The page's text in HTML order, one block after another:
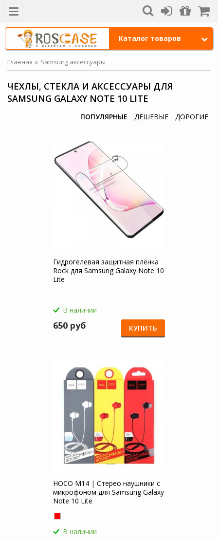
Каталог товаров
Главная Samsung аксессуары
ЧЕХЛЫ, СТЕКЛА И АКСЕССУАРЫ ДЛЯ
SAMSUNG GALAXY NOTE 10 LITE
ПОПУЛЯРНЫЕ ДЕШЕВЫЕ ДОРОГИЕ
Гидрогелевая защитная плёнка
Rock для Samsung Galaxy Note 10
Lite
В наличии
650 руб КУПИТЬ
HOCO M14 | Стерео наушники с
микрофоном для Samsung Galaxy
Note 10 Lite
В наличии